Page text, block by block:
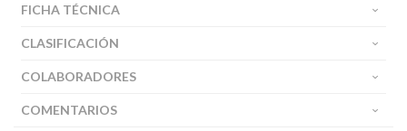
FICHA TÉCNICA
CLASIFICACIÓN
COLABORADORES
COMENTARIOS